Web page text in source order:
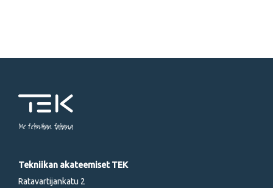
Me tekniikan takana
Tekniikan akateemiset TEK
Ratavartijankatu 2